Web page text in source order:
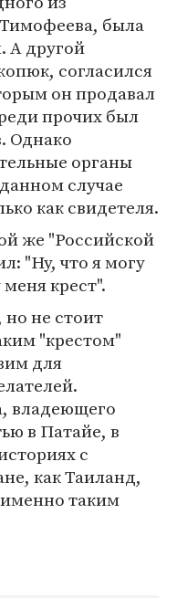
была
А другой
согласился
он продавал
прочих был
Однако
органы
случае
как свидетеля.
же "Российской
"Ну, что я могу
крест".
но не стоит
"крестом"
для
владеющего
в Патайе, в
с
как Таиланд,
именно таким